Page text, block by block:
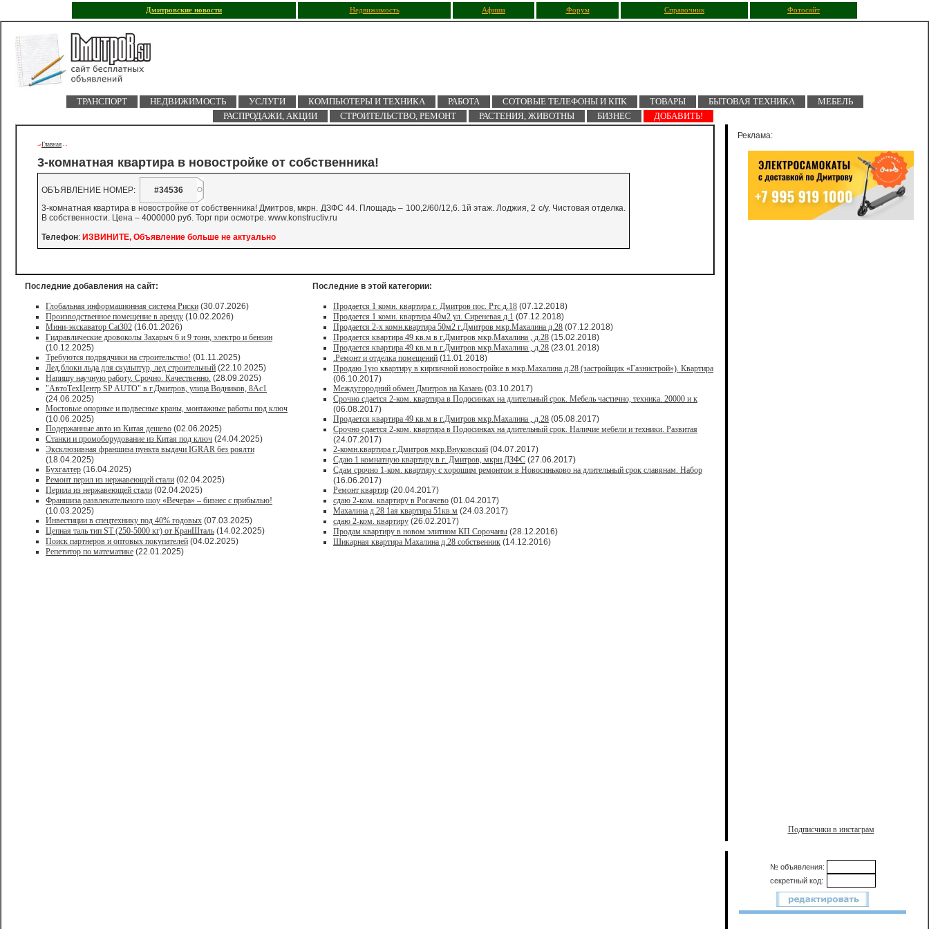
Дмитровские новости Недвижимость Афиша Форум Справочник Фотосайт
ТРАНСПОРТ НЕДВИЖИМОСТЬ УСЛУГИ КОМПЬЮТЕРЫ И ТЕХНИКА РАБОТА СОТОВЫЕ ТЕЛЕФОНЫ И КПК ТОВАРЫ БЫТОВАЯ ТЕХНИКА
МЕБЕЛЬ
РАСПРОДАЖИ, АКЦИИ
СТРОИТЕЛЬСТВО, РЕМОНТ РАСТЕНИЯ, ЖИВОТНЫ БИЗНЕС ДОБАВИТЬ!
->Главная - -
3-комнатная квартира в новостройке от собственника!
ОБЪЯВЛЕНИЕ НОМЕР:
#34536
3-комнатная квартира в новостройке от собственника! Дмитров, мкрн. ДЗФС 44. Площадь – 100,2/60/12,6. 1й этаж. Лоджия, 2 с/у. Чистовая отделка.
В собственности. Цена – 4000000 руб. Торг при осмотре. www.konstructiv.ru
Телефон: ИЗВИНИТЕ, Объявление больше не актуально
Последние добавления на сайт:
Глобальная информационная система Риски (30.07.2026)
Производственное помещение в аренду (10.02.2026)
Мини-экскаватор Cat302 (16.01.2026)
Гидравлические дровоколы Захарыч 6 и 9 тонн, электро и бензин
(10.12.2025)
Требуются подрядчики на строительство! (01.11.2025)
Лед,блоки льда для скульптур, лед строительный (22.10.2025)
Напишу научную работу. Срочно. Качественно. (28.09.2025)
"АвтоТехЦентр SP AUTO" в г.Дмитров, улица Водников, 8Ас1
(24.06.2025)
Мостовые опорные и подвесные краны, монтажные работы под ключ
(10.06.2025)
Подержанные авто из Китая дешево (02.06.2025)
Станки и промоборудование из Китая под ключ (24.04.2025)
Эксклюзивная франшиза пункта выдачи IGRAR без роялти
(18.04.2025)
Бухгалтер (16.04.2025)
Ремонт перил из нержавеющей стали (02.04.2025)
Перила из нержавеющей стали (02.04.2025)
Франшиза развлекательного шоу «Вечера» – бизнес с прибылью!
(10.03.2025)
Инвестиции в спецтехнику под 40% годовых (07.03.2025)
Цепная таль тип ST (250-5000 кг) от КранШталь (14.02.2025)
Поиск партнеров и оптовых покупателей (04.02.2025)
Репетитор по математике (22.01.2025)
Последние в этой категории:
Продается 1 комн. квартира г. Дмитров пос. Ртс д.18 (07.12.2018)
Продается 1 комн. квартира 40м2 ул. Сиреневая д.1 (07.12.2018)
Продается 2-х комн.квартира 50м2 г.Дмитров мкр.Махалина д.28 (07.12.2018)
Продается квартира 49 кв.м в г.Дмитров мкр.Махалина , д.28 (15.02.2018)
Продается квартира 49 кв.м в г.Дмитров мкр.Махалина , д.28 (23.01.2018)
.Ремонт и отделка помещений (11.01.2018)
Продаю 1ую квартиру в кирпичной новостройке в мкр.Махалина д.28 (застройщик «Газнистрой»). Квартира
(06.10.2017)
Междугородний обмен Дмитров на Казань (03.10.2017)
Срочно сдается 2-ком. квартира в Подосинках на длительный срок. Мебель частично, техника. 20000 и к
(06.08.2017)
Продается квартира 49 кв.м в г.Дмитров мкр.Махалина , д.28 (05.08.2017)
Срочно сдается 2-ком. квартира в Подосинках на длительный срок. Наличие мебели и техники. Развитая
(24.07.2017)
2-комн.квартира г.Дмитров мкр.Внуковский (04.07.2017)
Сдаю 1 комнатную квартиру в г. Дмитров, мкрн.ДЗФС (27.06.2017)
Сдам срочно 1-ком. квартиру с хорошим ремонтом в Новосиньково на длительный срок славянам. Набор
(16.06.2017)
Ремонт квартир (20.04.2017)
сдаю 2-ком. квартиру в Рогачево (01.04.2017)
Махалина д.28 1ая квартира 51кв.м (24.03.2017)
сдаю 2-ком. квартиру (26.02.2017)
Продам квартиру в новом элитном КП Сорочаны (28.12.2016)
Шикарная квартира Махалина д.28 собственник (14.12.2016)
Реклама:
Подписчики в инстаграм
№ объявления:
секретный код: